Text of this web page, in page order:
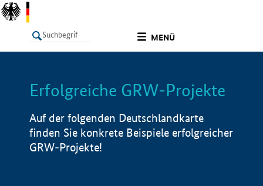
MENÜ
LISTE Info
Erfolgreiche GRW-Projekte
Auf der folgenden Deutschlandkarte
finden Sie konkrete Beispiele erfolgreicher
GRW-Projekte!